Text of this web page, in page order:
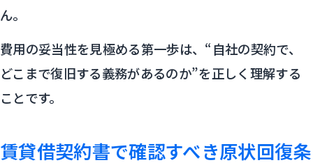
ん。
費用の妥当性を見極める第一歩は、“自社の契約で、
どこまで復旧する義務があるのか”を正しく理解する
ことです。
賃貸借契約書で確認すべき原状回復条